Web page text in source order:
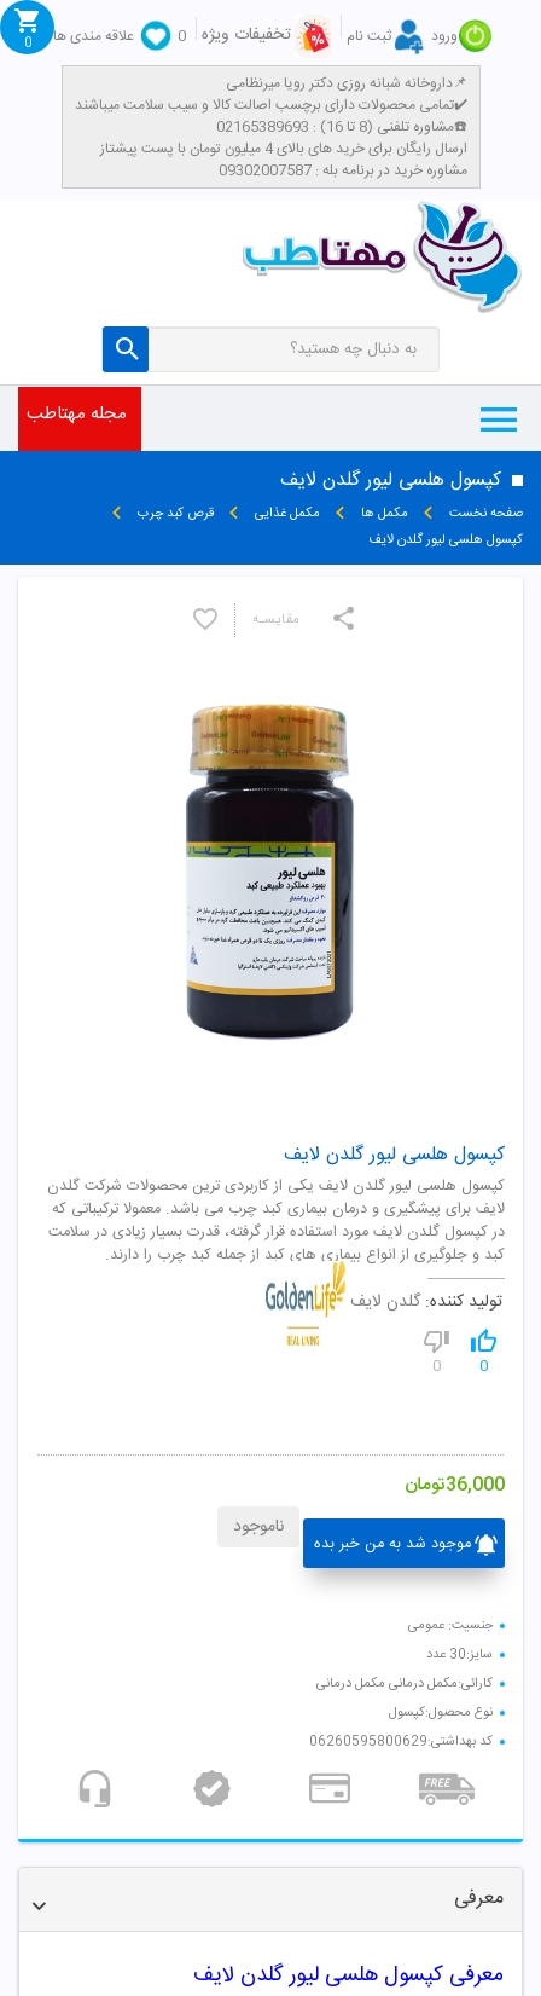
ورود ثبت نام تخفیفات ویژه 0
علاقه مندی ها
داروخانه شبانه روزی دکتر رویا میرنظامی📌
تمامی محصولات دارای برچسب اصالت کالا و سیب سلامت میباشند✔️
مشاوره تلفنی (8 تا 16) : 02165389693☎️
​ارسال رایگان برای خرید های بالای 4 میلیون تومان با پست پیشتاز
مشاوره خرید در برنامه بله : 09302007587
0
مجله مهتاطب
کپسول هلسی لیور گلدن لایف
صفحه نخست مکمل ها مکمل غذایی
قرص کبد چرب
کپسول هلسی لیور گلدن لایف
کپسول هلسی لیور گلدن لایف
کپسول هلسی لیور گلدن لایف یکی از کاربردی ترین محصولات شرکت گلدن
لایف برای پیشگیری و درمان بیماری کبد چرب می باشد. معمولا ترکیباتی که
در کپسول گلدن لایف مورد استفاده قرار گرفته، قدرت بسیار زیادی در سلامت
کبد و جلوگیری از انواع بیماری های کبد از جمله کبد چرب را دارند.
تولید کننده: گلدن لایف
0
0
36,000تومان
موجود شد به من خبر بده
ناموجود
مقایسـه
جنسیت: عمومی
سایز:30 عدد
کارائی:مکمل درمانی مکمل درمانی
نوع محصول:کپسول
کد بهداشتی:06260595800629
معرفی
معرفی کپسول هلسی لیور گلدن لایف